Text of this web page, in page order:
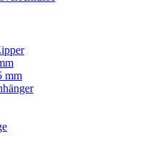
mm